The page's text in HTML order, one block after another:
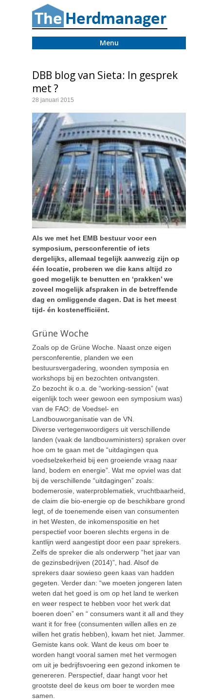
Menu
DBB blog van Sieta: In gesprek
met ?
28 januari 2015
Als we met het EMB bestuur voor een
symposium, persconferentie of iets
dergelijks, allemaal tegelijk aanwezig zijn op
één locatie, proberen we die kans altijd zo
goed mogelijk te benutten en ‘prakken’ we
zoveel mogelijk afspraken in de betreffende
dag en omliggende dagen. Dat is het meest
tijd- én kostenefficiënt.
Grüne Woche
Zoals op de Grüne Woche. Naast onze eigen
persconferentie, planden we een
bestuursvergadering, woonden symposia en
workshops bij en bezochten ontvangsten.
Zo bezocht ik o.a. de “working-session” (wat
eigenlijk toch weer gewoon een symposium was)
van de FAO: de Voedsel- en
Landbouworganisatie van de VN.
Diverse vertegenwoordigers uit verschillende
landen (vaak de landbouwministers) spraken over
hoe om te gaan met de “uitdagingen qua
voedselzekerheid bij een groeiende vraag naar
land, bodem en energie”. Wat me opviel was dat
bij de verschillende “uitdagingen” zoals:
bodemerosie, waterproblematiek, vruchtbaarheid,
de claim die bio-energie op de beschikbare grond
legt, of de toenemende eisen van consumenten
in het Westen, de inkomenspositie en het
perspectief voor boeren slechts ergens in de
kantlijn werd aangestipt door een paar sprekers.
Zelfs de spreker die als onderwerp “het jaar van
de gezinsbedrijven (2014)”, had. Alsof de
sprekers daar sowieso geen kaas van hadden
gegeten. Verder dan: “we moeten jongeren laten
weten dat het goed is om op het land te werken
en weer respect te hebben voor het werk dat
boeren doen” en “ consumers want it all and they
want it for free (consumenten willen alles en ze
willen het gratis hebben), kwam het niet. Jammer.
Gemiste kans ook. Want de keus om boer te
worden hangt vooral samen met het vermogen
om uit je bedrijfsvoering een gezond inkomen te
genereren. Perspectief, daar hangt voor het
grootste deel de keus om boer te worden mee
samen.